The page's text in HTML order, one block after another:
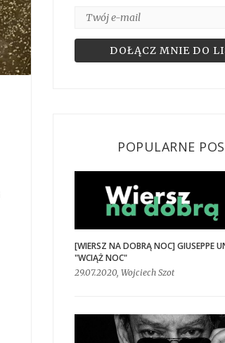
POPULARNE
[WIERSZ NA DOBRĄ NOC] GIUSEPPE
"WCIĄŻ NOC"
29.07.2020, Wojciech Szot